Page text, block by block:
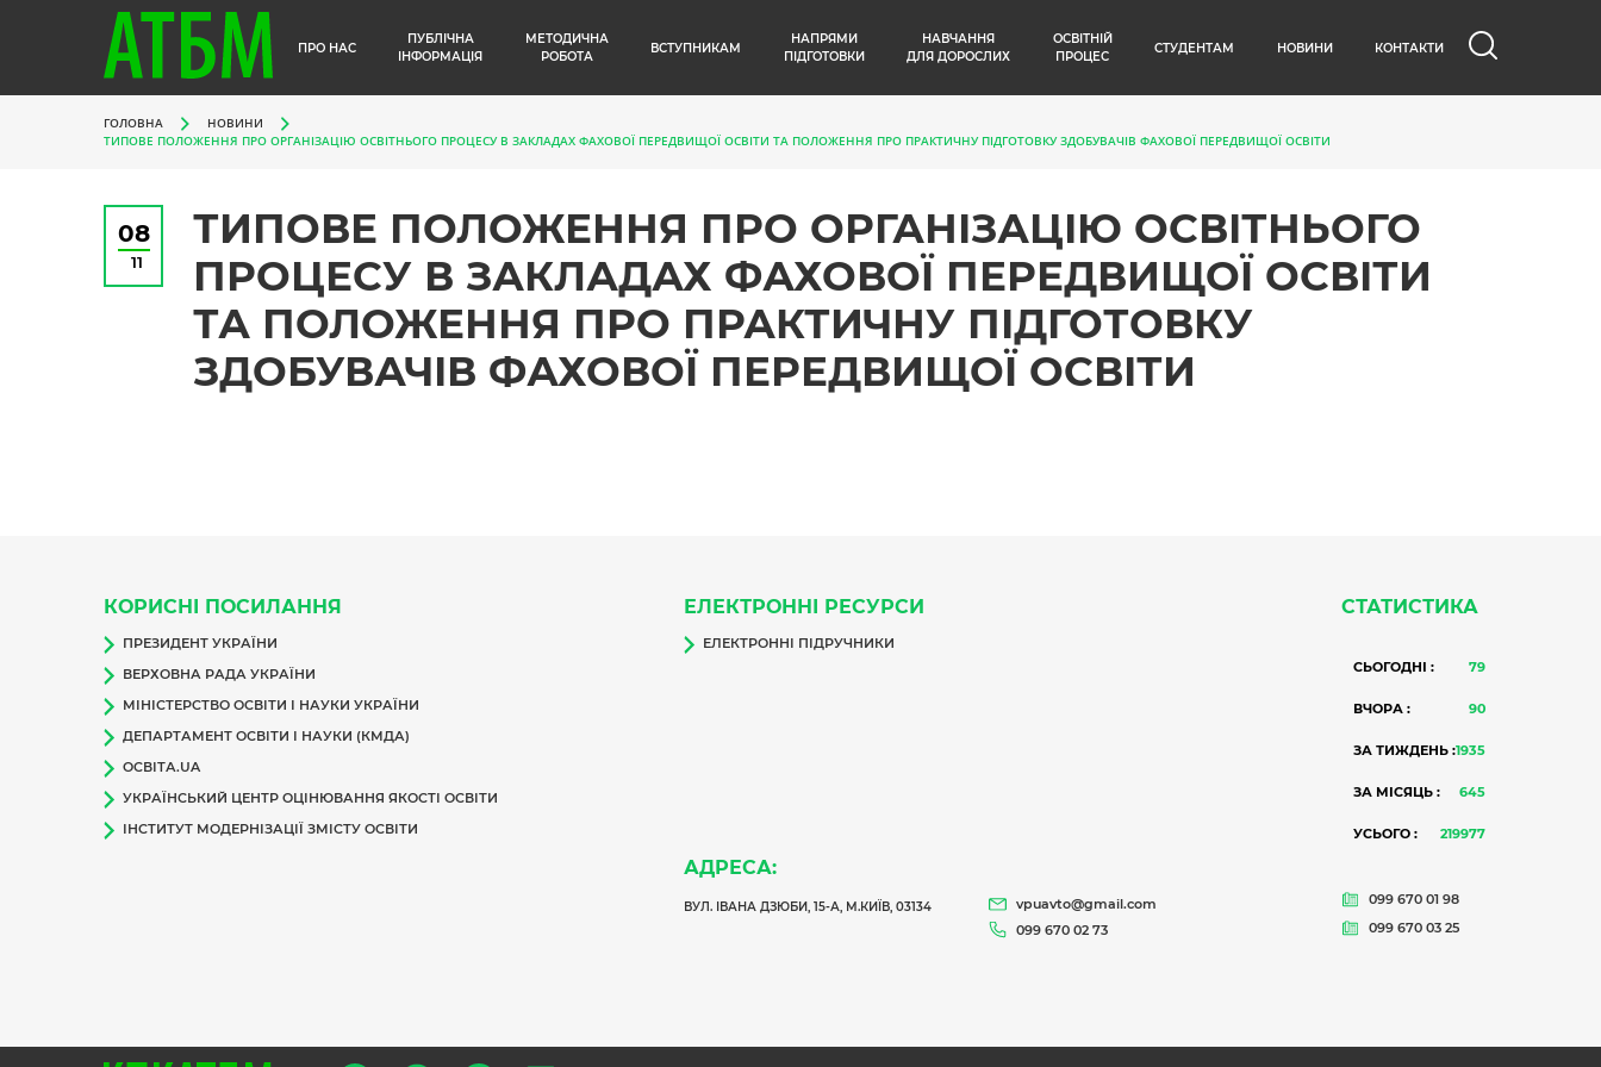
ПРО НАС
ПУБЛІЧНА
ІНФОРМАЦІЯ
МЕТОДИЧНА
РОБОТА
ВСТУПНИКАМ
НАПРЯМИ
ПІДГОТОВКИ
НАВЧАННЯ
ДЛЯ ДОРОСЛИХ
ОСВІТНІЙ
ПРОЦЕС
СТУДЕНТАМ НОВИНИ КОНТАКТИ
ГОЛОВНА
НОВИНИ
ТИПОВЕ ПОЛОЖЕННЯ ПРО ОРГАНІЗАЦІЮ ОСВІТНЬОГО ПРОЦЕСУ В ЗАКЛАДАХ ФАХОВОЇ ПЕРЕДВИЩОЇ ОСВІТИ ТА ПОЛОЖЕННЯ ПРО ПРАКТИЧНУ ПІДГОТОВКУ ЗДОБУВАЧІВ ФАХОВОЇ ПЕРЕДВИЩОЇ ОСВІТИ
08
11
ТИПОВЕ ПОЛОЖЕННЯ ПРО ОРГАНІЗАЦІЮ ОСВІТНЬОГО
ПРОЦЕСУ В ЗАКЛАДАХ ФАХОВОЇ ПЕРЕДВИЩОЇ ОСВІТИ
ТА ПОЛОЖЕННЯ ПРО ПРАКТИЧНУ ПІДГОТОВКУ
ЗДОБУВАЧІВ ФАХОВОЇ ПЕРЕДВИЩОЇ ОСВІТИ
КОРИСНІ ПОСИЛАННЯ
ПРЕЗИДЕНТ УКРАЇНИ
ВЕРХОВНА РАДА УКРАЇНИ
МІНІСТЕРСТВО ОСВІТИ І НАУКИ УКРАЇНИ
ДЕПАРТАМЕНТ ОСВІТИ І НАУКИ (КМДА)
ОСВІТА.UA
УКРАЇНСЬКИЙ ЦЕНТР ОЦІНЮВАННЯ ЯКОСТІ ОСВІТИ
ІНСТИТУТ МОДЕРНІЗАЦІЇ ЗМІСТУ ОСВІТИ
ЕЛЕКТРОННІ РЕСУРСИ
ЕЛЕКТРОННІ ПІДРУЧНИКИ
АДРЕСА:
ВУЛ. ІВАНА ДЗЮБИ, 15-А, М.КИЇВ, 03134
vpuavto@gmail.com
099 670 02 73
СТАТИСТИКА
СЬОГОДНІ : 79
ВЧОРА : 90
ЗА ТИЖДЕНЬ :1935
ЗА МІСЯЦЬ : 645
УСЬОГО : 219977
099 670 01 98
099 670 03 25